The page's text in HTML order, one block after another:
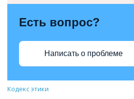
Есть вопрос?
Написать о проблеме
Кодекс этики